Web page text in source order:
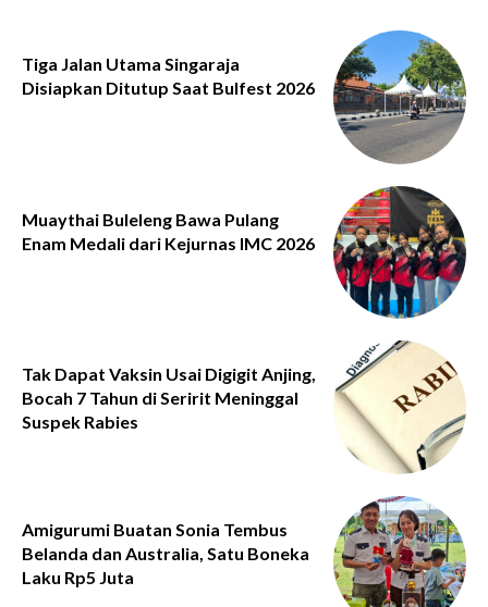
Tiga Jalan Utama Singaraja
Disiapkan Ditutup Saat Bulfest 2026
Muaythai Buleleng Bawa Pulang
Enam Medali dari Kejurnas IMC 2026
Tak Dapat Vaksin Usai Digigit Anjing,
Bocah 7 Tahun di Seririt Meninggal
Suspek Rabies
Amigurumi Buatan Sonia Tembus
Belanda dan Australia, Satu Boneka
Laku Rp5 Juta